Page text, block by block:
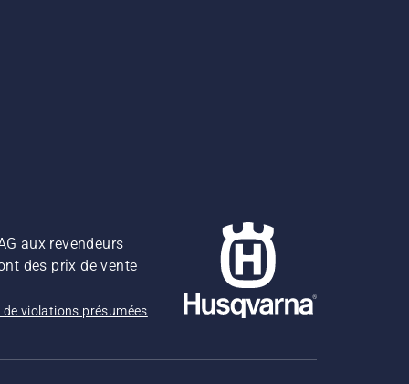
aux revendeurs
des prix de vente
violations présumées